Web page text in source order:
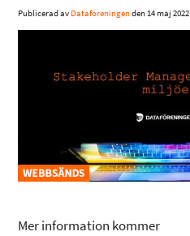
Publicerad av Dataföreningenden14 maj 2022
Mer information kommer